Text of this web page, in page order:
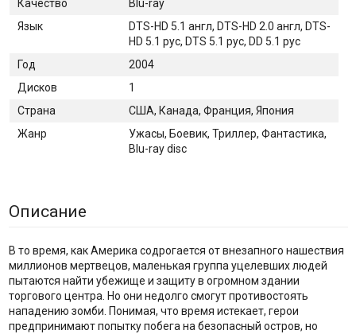
Качество
Blu-ray
Язык
DTS-HD 5.1 англ, DTS-HD 2.0 англ, DTS-
HD 5.1 рус, DTS 5.1 рус, DD 5.1 рус
Год
2004
Дисков
1
Страна
США, Канада, Франция, Япония
Жанр
Ужасы, Боевик, Триллер, Фантастика,
Blu-ray disc
Описание
В то время, как Америка содрогается от внезапного нашествия
миллионов мертвецов, маленькая группа уцелевших людей
пытаются найти убежище и защиту в огромном здании
торгового центра. Но они недолго смогут противостоять
нападению зомби. Понимая, что время истекает, герои
предпринимают попытку побега на безопасный остров, но